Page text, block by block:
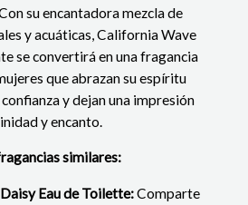
su encantadora mezcla de
y acuáticas, California Wave
se convertirá en una fragancia
que abrazan su espíritu
y dejan una impresión
y encanto.
similares:
Eau de Toilette:Comparte